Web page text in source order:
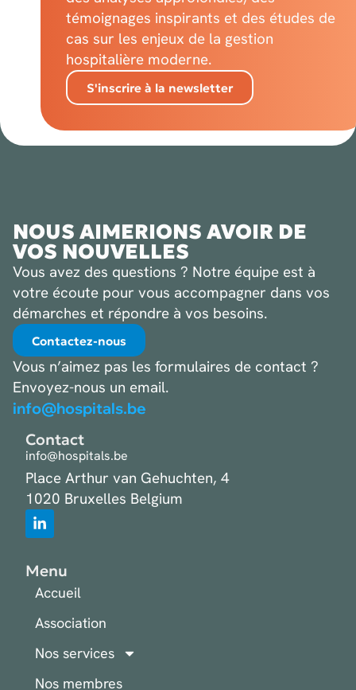
témoignages inspirants et des études de
cas sur les enjeux de la gestion
hospitalière moderne.
S'inscrire à la newsletter
NOUS AIMERIONS AVOIR DE
VOS NOUVELLES
Vous avez des questions ? Notre équipe est à
votre écoute pour vous accompagner dans vos
démarches et répondre à vos besoins.
Contactez-nous
Vous n’aimez pas les formulaires de contact ?
Envoyez-nous un email.
info@hospitals.be
Contact
info@hospitals.be
Place Arthur van Gehuchten, 4
1020 Bruxelles Belgium
Menu
Accueil
Association
Nos services
Nos membres